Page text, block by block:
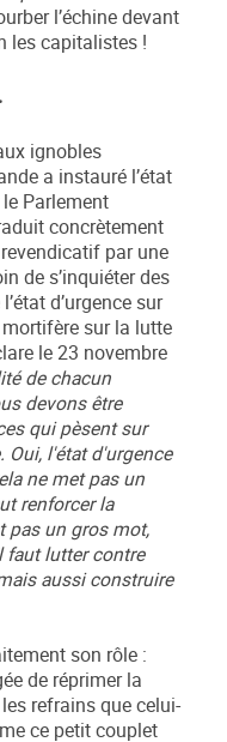
l’échine devant
les capitalistes !
ignobles
a instauré l’état
le Parlement
concrètement
par une
de s’inquiéter des
d’urgence sur
sur la lutte
le 23 novembre
de chacun
devons être
qui pèsent sur
Oui, l'état d'urgence
ne met pas un
renforcer la
pas un gros mot,
faut lutter contre
aussi construire
son rôle :
de réprimer la
refrains que celui-
ce petit couplet